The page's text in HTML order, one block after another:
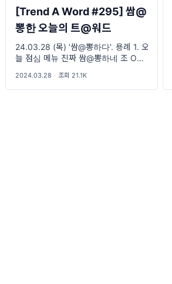
#하루휴재 (18)
[Trend A Word #295] 쌈@
뽕한 오늘의 트@워드
24.03.28 (목) '쌈@뽕하다'. 용례 1. 오
늘 점심 메뉴 진짜 쌈@뽕하네 조 OO
2024.03.28 · 조회 21.1K